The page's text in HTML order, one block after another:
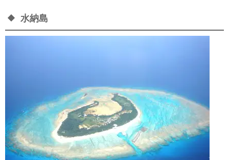
水納島